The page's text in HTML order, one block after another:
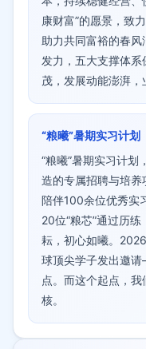
康财富”的愿景，致
助力共同富裕的春风
发力，五大支撑体
茂，发展动能澎湃，
“粮曦”暑期实习计划
“粮曦”暑期实习计
造的专属招聘与培
陪伴100余位优秀实
20位“粮芯”通过历
耘，初心如曦。
球顶尖学子发出邀
点。而这个起点，
核。